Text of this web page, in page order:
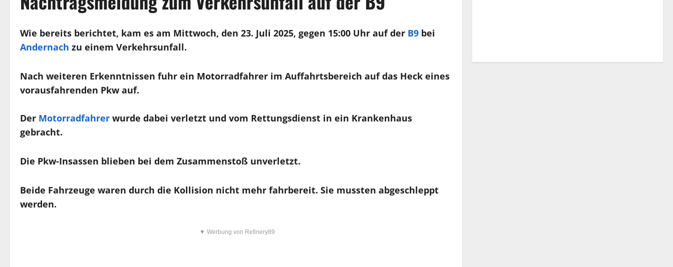
Wie bereits berichtet, kam es am Mittwoch, den 23. Juli 2025, gegen 15:00 Uhr auf der B9 bei
Andernach zu einem Verkehrsunfall.
Nach weiteren Erkenntnissen fuhr ein Motorradfahrer im Auffahrtsbereich auf das Heck eines
vorausfahrenden Pkw auf.
Der Motorradfahrer wurde dabei verletzt und vom Rettungsdienst in ein Krankenhaus
gebracht.
Die Pkw-Insassen blieben bei dem Zusammenstoß unverletzt.
Beide Fahrzeuge waren durch die Kollision nicht mehr fahrbereit. Sie mussten abgeschleppt
werden.
▼ Werbung von Refinery89